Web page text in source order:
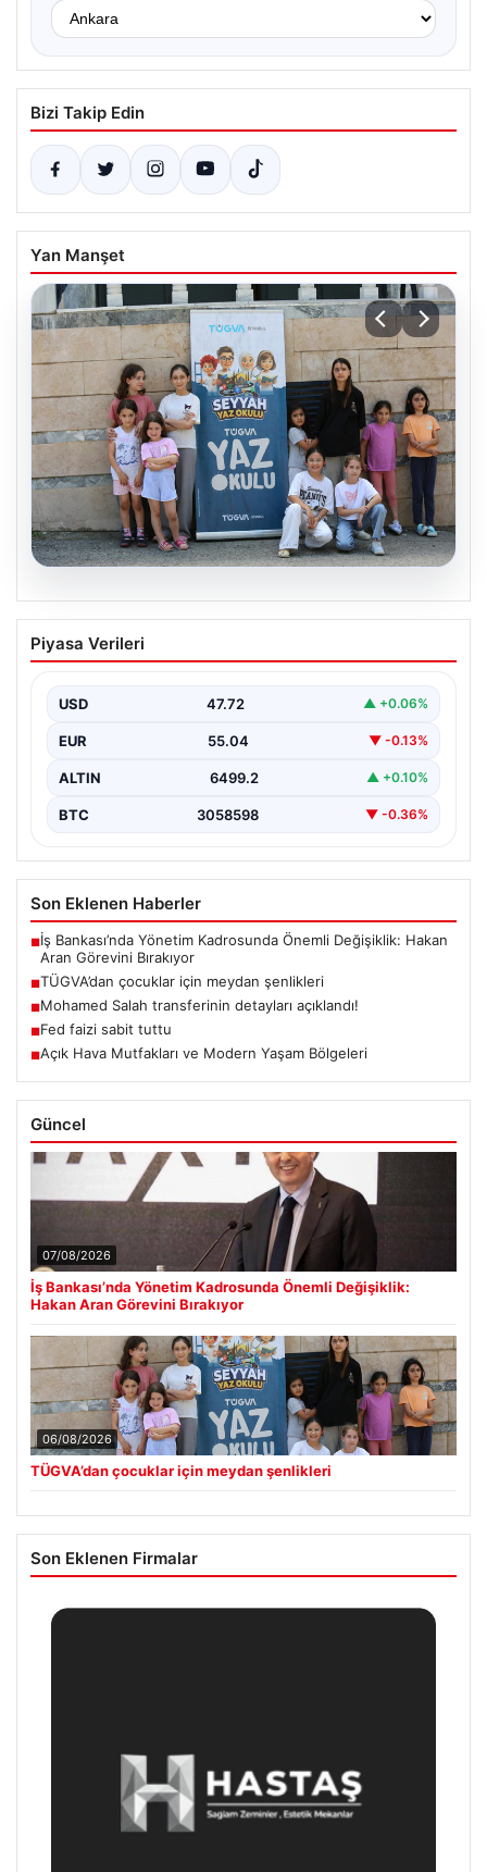
Bizi Takip Edin
Yan Manşet
TÜGVA’dan çocuklar için meydan
şenlikleri
Piyasa Verileri
USD 47.72 ▲ +0.06%
EUR 55.04 ▼ -0.13%
ALTIN 6499.2 ▲ +0.10%
BTC 3058598 ▼ -0.36%
Son Eklenen Haberler
■İş Bankası’nda Yönetim Kadrosunda Önemli Değişiklik: Hakan
Aran Görevini Bırakıyor
■TÜGVA’dan çocuklar için meydan şenlikleri
■Mohamed Salah transferinin detayları açıklandı!
■Fed faizi sabit tuttu
■Açık Hava Mutfakları ve Modern Yaşam Bölgeleri
Güncel
07/08/2026
İş Bankası’nda Yönetim Kadrosunda Önemli Değişiklik:
Hakan Aran Görevini Bırakıyor
06/08/2026
TÜGVA’dan çocuklar için meydan şenlikleri
Son Eklenen Firmalar